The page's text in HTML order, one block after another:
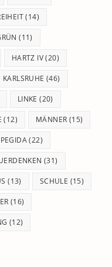
(14)
(11)
HARTZ IV(20)
KARLSRUHE (46)
LINKE (20)
(12) MÄNNER (15)
PEGIDA(22)
(31)
(13) SCHULE (15)
(16)
(12)